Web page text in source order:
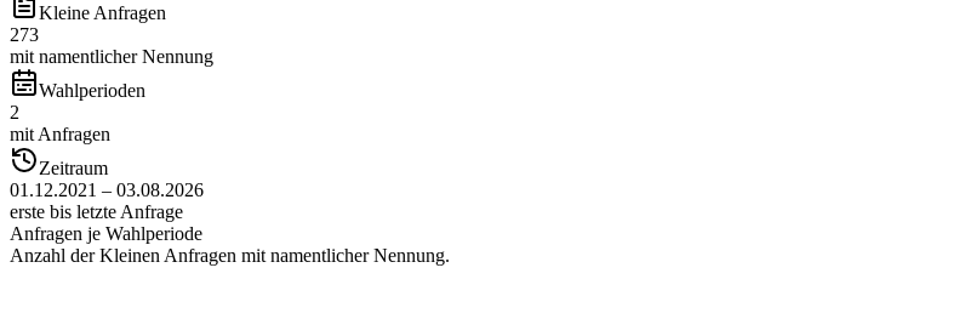
Kleine Anfragen
273
mit namentlicher Nennung
Wahlperioden
2
mit Anfragen
Zeitraum
01.12.2021 – 03.08.2026
erste bis letzte Anfrage
Anfragen je Wahlperiode
Anzahl der Kleinen Anfragen mit namentlicher Nennung.